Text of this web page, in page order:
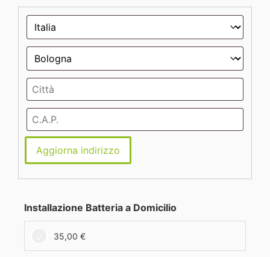
Aggiorna indirizzo
Installazione Batteria a Domicilio
35,00 €